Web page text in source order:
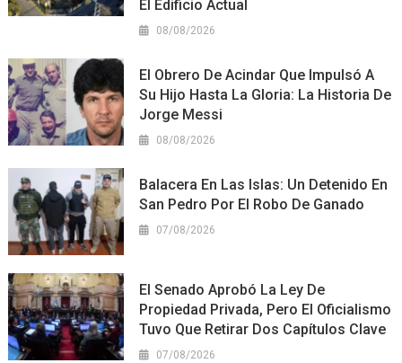
El Edificio Actual
08/08/2026
El Obrero De Acindar Que Impulsó A
Su Hijo Hasta La Gloria: La Historia De
Jorge Messi
08/08/2026
Balacera En Las Islas: Un Detenido En
San Pedro Por El Robo De Ganado
07/08/2026
El Senado Aprobó La Ley De
Propiedad Privada, Pero El Oficialismo
Tuvo Que Retirar Dos Capítulos Clave
07/08/2026